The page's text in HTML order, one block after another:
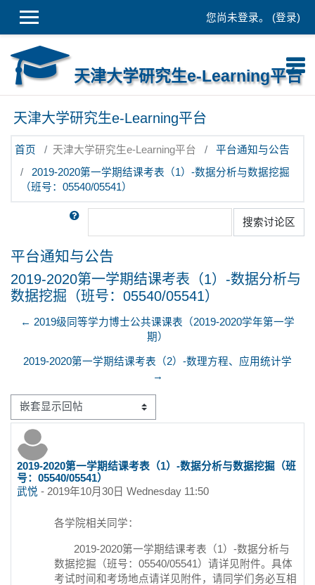
您尚未登录。 (登录)
天津大学研究生e-Learning平台
天津大学研究生e-Learning平台
首页 天津大学研究生e-Learning平台
平台通知与公告
2019-2020第一学期结课考表（1）-数据分析与数据挖掘
（班号：05540/05541）
搜索
搜索讨论区
平台通知与公告
2019-2020第一学期结课考表（1）-数据分析与
数据挖掘（班号：05540/05541）
← 2019级同等学力博士公共课课表（2019-2020学年第一学
期）
2019-2020第一学期结课考表（2）-数理方程、应用统计学
→
显示模式
2019-2020第一学期结课考表（1）-数据分析与数据挖掘（班
号：05540/05541）
武悦 - 2019年10月30日 Wednesday 11:50
回帖数：0
各学院相关同学：
2019-2020第一学期结课考表（1）-数据分析与
数据挖掘（班号：05540/05541）请详见附件。具体
考试时间和考场地点请详见附件，请同学们务必互相